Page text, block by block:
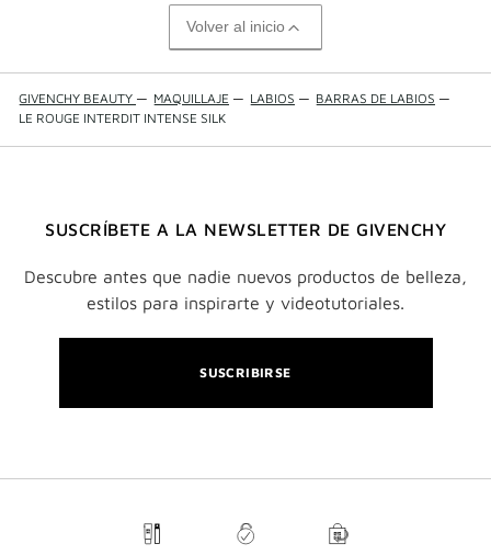
Volver al inicio
GIVENCHY BEAUTY — MAQUILLAJE — LABIOS — BARRAS DE LABIOS —
LE ROUGE INTERDIT INTENSE SILK
SUSCRÍBETE A LA NEWSLETTER DE GIVENCHY
Descubre antes que nadie nuevos productos de belleza,
estilos para inspirarte y videotutoriales.
SUSCRIBIRSE